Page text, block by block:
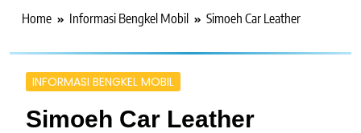
Home Informasi Bengkel Mobil Simoeh Car Leather
INFORMASI BENGKEL MOBIL
Simoeh Car Leather